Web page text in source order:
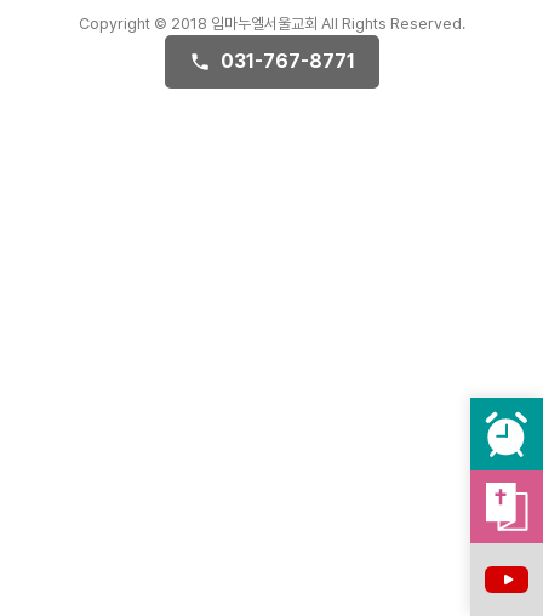
Copyright © 2018 임마누엘서울교회 All Rights Reserved.
031-767-8771